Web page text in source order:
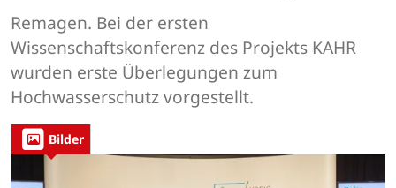
Remagen. Bei der ersten
Wissenschaftskonferenz des Projekts KAHR
wurden erste Überlegungen zum
Hochwasserschutz vorgestellt.
Bilder